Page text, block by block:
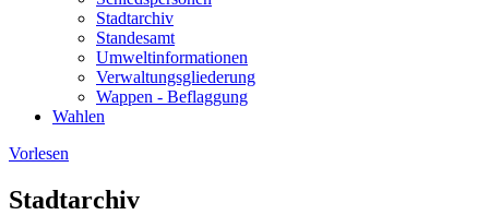
Stadtarchiv
Standesamt
Umweltinformationen
Verwaltungsgliederung
Wappen - Beflaggung
Wahlen
Vorlesen
Stadtarchiv